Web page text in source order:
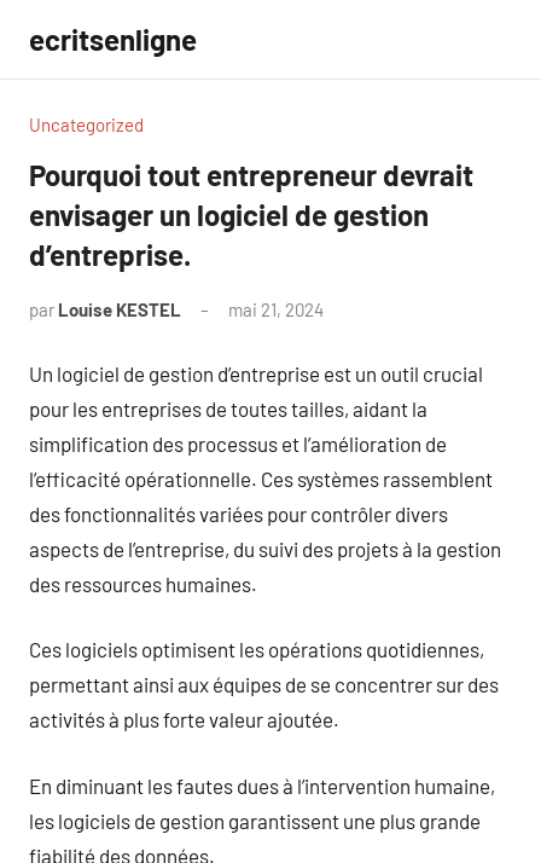
contenu
ecritsenligne
Uncategorized
Pourquoi tout entrepreneur devrait
envisager un logiciel de gestion
d’entreprise.
par Louise KESTEL mai 21, 2024
Un logiciel de gestion d’entreprise est un outil crucial
pour les entreprises de toutes tailles, aidant la
simplification des processus et l’amélioration de
l’efficacité opérationnelle. Ces systèmes rassemblent
des fonctionnalités variées pour contrôler divers
aspects de l’entreprise, du suivi des projets à la gestion
des ressources humaines.
Ces logiciels optimisent les opérations quotidiennes,
permettant ainsi aux équipes de se concentrer sur des
activités à plus forte valeur ajoutée.
En diminuant les fautes dues à l’intervention humaine,
les logiciels de gestion garantissent une plus grande
fiabilité des données.